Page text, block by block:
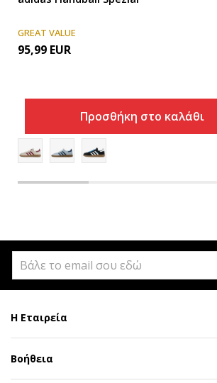
GREAT VALUE
95,99 EUR
Προσθήκη στο καλάθι
Η Εταιρεία
Βοήθεια